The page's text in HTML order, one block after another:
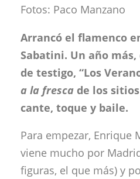
Fotos: Paco Manzano
Arrancó el flamenco
Sabatini. Un año más,
de testigo, “Los
a la fresca de los
cante, toque y baile.
Para empezar, Enrique
viene mucho por
figuras, el que más) y